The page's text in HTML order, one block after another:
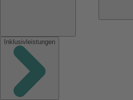
Inklusivleistungen